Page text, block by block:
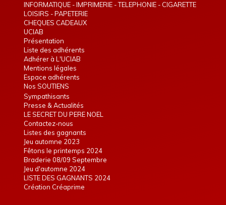
INFORMATIQUE - IMPRIMERIE - TELEPHONIE - CIGARETTE
ELECTRONIQUE
LOISIRS - PAPETERIE
CHEQUES CADEAUX
UCIAB
Présentation
Liste des adhérents
Adhérer à L'UCIAB
Mentions légales
Espace adhérents
Nos SOUTIENS
Sympathisants
Presse & Actualités
LE SECRET DU PERE NOEL
Contactez-nous
Listes des gagnants
Jeu automne 2023
Fêtons le printemps 2024
Braderie 08/09 Septembre
Jeu d'automne 2024
LISTE DES GAGNANTS 2024
Création Créaprime